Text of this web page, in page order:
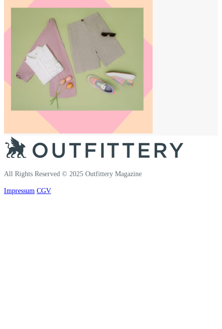
All Rights Reserved © 2025 Outfittery Magazine
Impressum CGV